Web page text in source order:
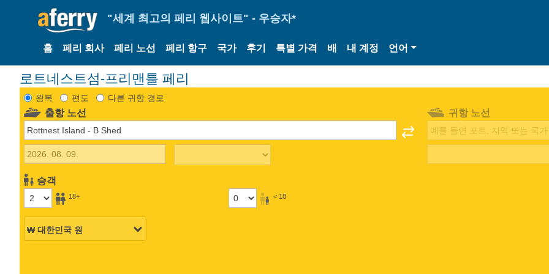
"세계 최고의 페리 웹사이트" - 우승자*
홈 페리 회사 페리 노선 페리 항구 국가 후기 특별 가격 배 내 계정 언어
로트네스트섬-프리맨틀 페리
왕복 편도 다른 귀항 경로
출항 노선
승객
18+ < 18
귀항 노선